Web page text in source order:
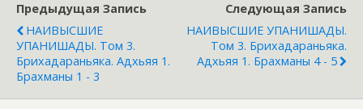
Предыдущая Запись
НАИВЫСШИЕ
УПАНИШАДЫ. Том 3.
Брихадараньяка. Адхьяя 1.
Брахманы 1 - 3
Следующая Запись
НАИВЫСШИЕ УПАНИШАДЫ.
Том 3. Брихадараньяка.
Адхьяя 1. Брахманы 4 - 5